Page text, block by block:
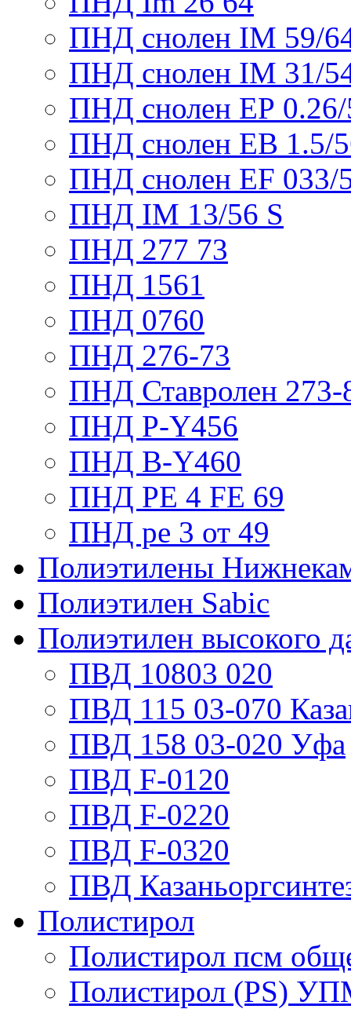
ПНД снолен IM 59/
ПНД снолен IM 31/
ПНД снолен ЕР
ПНД снолен ЕВ 1.5/
ПНД снолен ЕF 033/
ПНД IM 13/56 S
ПНД 277 73
ПНД 1561
ПНД 0760
ПНД 276-73
ПНД Ставролен 273-
ПНД P-Y456
ПНД B-Y460
ПНД РЕ 4 FE 69
ПНД ре 3 от 49
Полиэтилены
Полиэтилен Sabic
Полиэтилен высокого
ПВД 10803 020
ПВД 115 03-070
ПВД 158 03-020 Уфа
ПВД F-0120
ПВД F-0220
ПВД F-0320
ПВД
Полистирол
Полистирол псм
Полистирол (PS)